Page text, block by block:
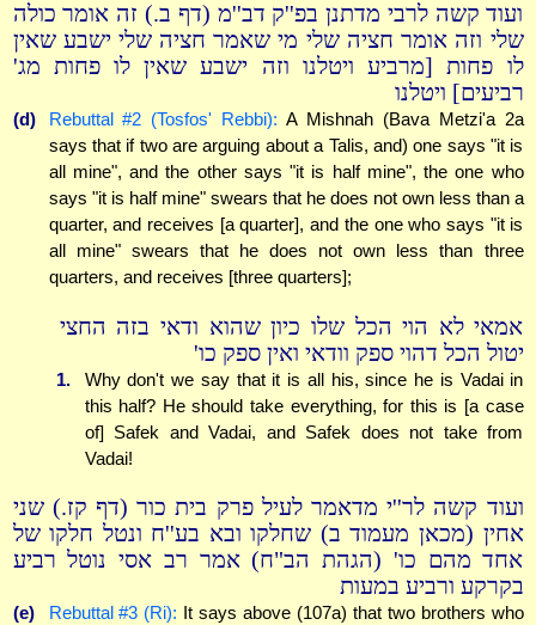
ועוד קשה לרבי מדתנן בפ''ק דב''מ (דף ב.) זה אומר כולה
שלי וזה אומר חציה שלי מי שאמר חציה שלי ישבע שאין
לו פחות [מרביע ויטלנו וזה ישבע שאין לו פחות מג'
רביעים] ויטלנו
(d) Rebuttal #2 (Tosfos' Rebbi): A Mishnah (Bava Metzi'a 2a
says that if two are arguing about a Talis, and) one says "it is
all mine", and the other says "it is half mine", the one who
says "it is half mine" swears that he does not own less than a
quarter, and receives [a quarter], and the one who says "it is
all mine" swears that he does not own less than three
quarters, and receives [three quarters];
אמאי לא הוי הכל שלו כיון שהוא ודאי בזה החצי
יטול הכל דהוי ספק וודאי ואין ספק כו'
1.
Why don't we say that it is all his, since he is Vadai in
this half? He should take everything, for this is [a case
of] Safek and Vadai, and Safek does not take from
Vadai!
ועוד קשה לר''י מדאמר לעיל פרק בית כור (דף קז.) שני
אחין (מכאן מעמוד ב) שחלקו ובא בע''ח ונטל חלקו של
אחד מהם כו' (הגהת הב"ח) אמר רב אסי נוטל רביע
בקרקע ורביע במעות
(e) Rebuttal #3 (Ri): It says above (107a) that two brothers who